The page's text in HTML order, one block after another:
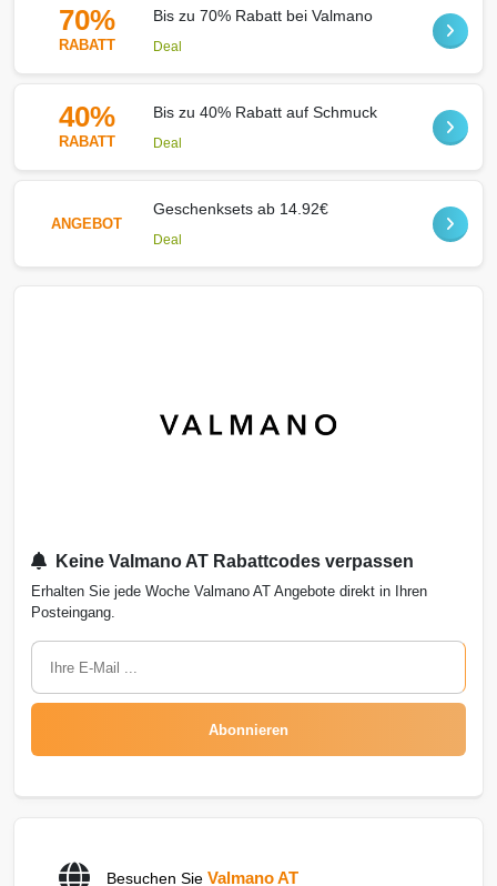
70%
RABATT
Bis zu 70% Rabatt bei Valmano
Deal
40%
RABATT
Bis zu 40% Rabatt auf Schmuck
Deal
ANGEBOT
Geschenksets ab 14.92€
Deal
Keine Valmano AT Rabattcodes verpassen
Erhalten Sie jede Woche Valmano AT Angebote direkt in Ihren
Posteingang.
Abonnieren
Besuchen Sie Valmano AT